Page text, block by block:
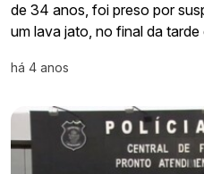
de 34 anos, foi preso por
um lava jato, no final da
há 4 anos